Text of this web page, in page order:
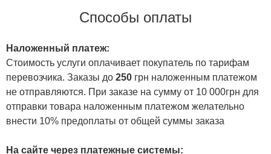
Способы оплаты
Наложенный платеж:
Стоимость услуги оплачивает покупатель по тарифам
перевозчика. Заказы до 250 грн наложенным платежом
не отправляются. При заказе на сумму от 10 000грн для
отправки товара наложенным платежом желательно
внести 10% предоплаты от общей суммы заказа
На сайте через платежные системы: